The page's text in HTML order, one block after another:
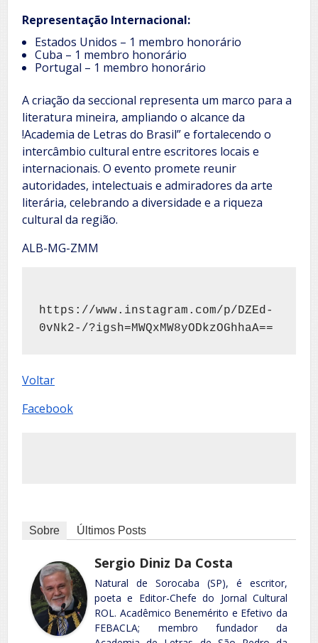
Representação Internacional:
Estados Unidos – 1 membro honorário
Cuba – 1 membro honorário
Portugal – 1 membro honorário
A criação da seccional representa um marco para a
literatura mineira, ampliando o alcance da
!Academia de Letras do Brasil” e fortalecendo o
intercâmbio cultural entre escritores locais e
internacionais. O evento promete reunir
autoridades, intelectuais e admiradores da arte
literária, celebrando a diversidade e a riqueza
cultural da região.
ALB-MG-ZMM
https://www.instagram.com/p/DZEd-
0vNk2-/?igsh=MWQxMW8yODkzOGhhaA==
Voltar
Facebook
Sobre Últimos Posts
Sergio Diniz Da Costa
Natural de Sorocaba (SP), é escritor,
poeta e Editor-Chefe do Jornal Cultural
ROL. Acadêmico Benemérito e Efetivo da
FEBACLA; membro fundador da